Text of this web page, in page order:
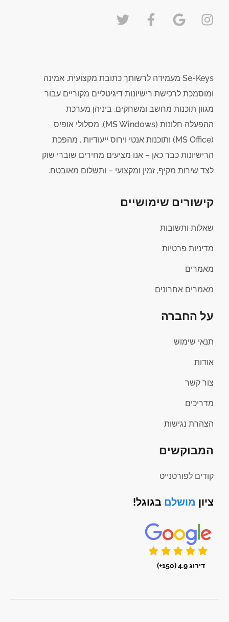
Se-Keys מעמידה לרשותך כתובת מקצועית, אמינה
ומוסמכת לרכישת רישיונות דיגיטליים מקוריים עבור
מגוון תוכנות מחשב ומשחקים, ביניהן מערכת
ההפעלה חלונות (MS Windows), מסלולי אופיס
(MS Office) ותוכנות אנטי וירוס ייעודיות . מהפכת
הרישיונות כבר כאן – אנו מציעים מחירים שוברי שוק
לצד שירות מקיף, זמין ומקצועי – ותשלום מאובטח.
קישורים שימושיים
שאלות ותשובות
מדיניות פרטיות
מאמרים
מאמרים אחרונים
על החברה
תנאי שימוש
אודות
צור קשר
מדריכים
הצהרת נגישות
המבוקשים
קודים לפורטנייט
ציון מושלם בגוגל!
דירוג 4.9 (150+)